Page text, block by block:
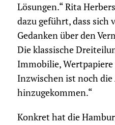
Lösungen.“ Rita
dazu geführt, dass sich
Gedanken über den
Die klassische
Immobilie,
Inzwischen ist noch
hinzugekommen.“
Konkret hat die